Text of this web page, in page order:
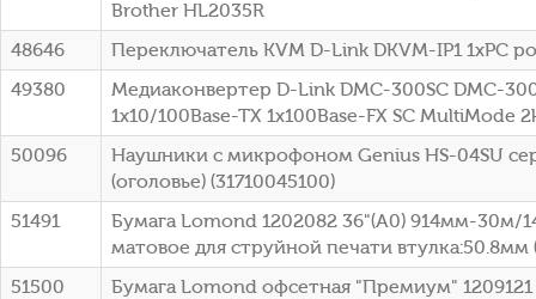
Brother HL2035R
48646
Переключатель KVM D-Link DKVM-IP1 1xPC
49380
Медиаконвертер D-Link DMC-300SC DMC-
1x10/100Base-TX 1x100Base-FX SC MultiMode
50096
Наушники с микрофоном Genius HS-04SU
(оголовье) (31710045100)
51491
Бумага Lomond 1202082 36"(A0) 914мм-30м/
матовое для струйной печати втулка:50.8мм
51500
Бумага Lomond офсетная "Премиум" 1209121